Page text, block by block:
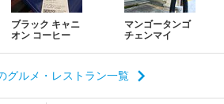
ブラック キャニ
オン コーヒー
マンゴータンゴ
チェンマイ
グルメ・レストラン一覧